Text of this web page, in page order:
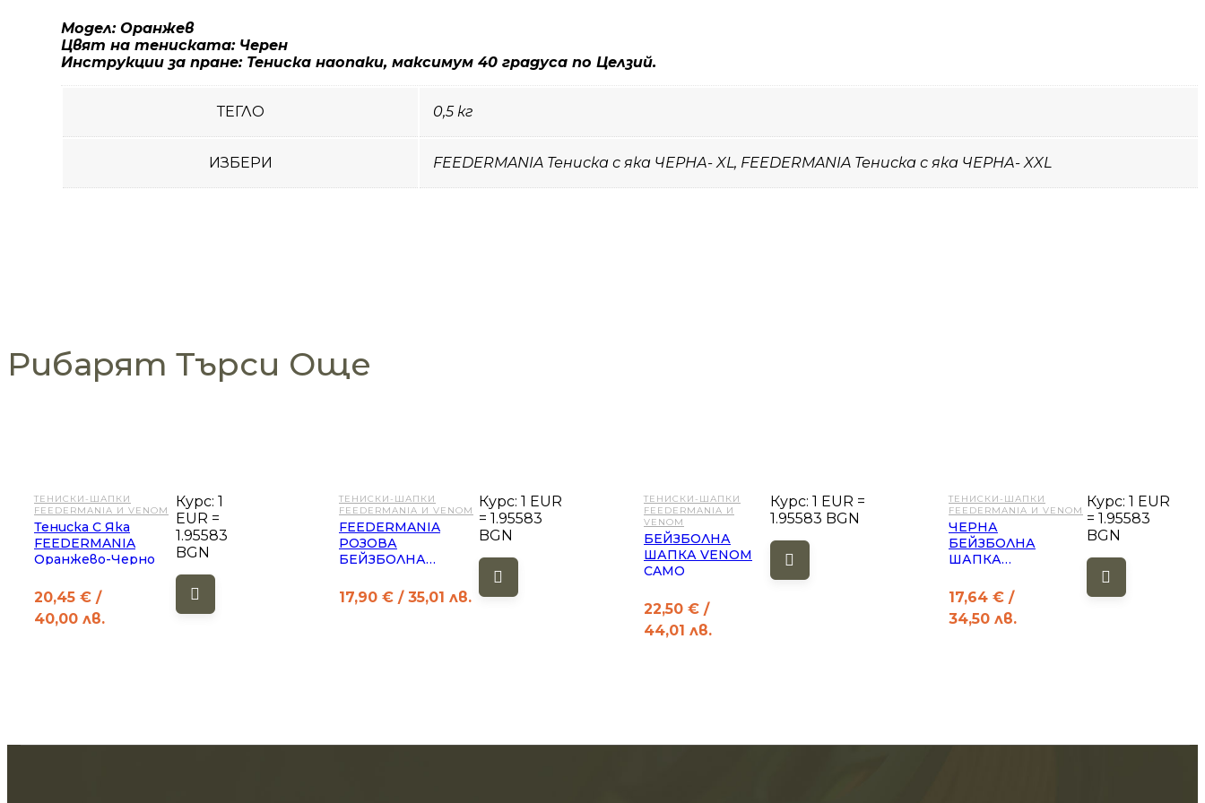
Модел: Оранжев
Цвят на тениската: Черен
Инструкции за пране: Тениска наопаки, максимум 40 градуса по Целзий.
ТЕГЛО 0,5 кг
ИЗБЕРИ FEEDERMANIA Тениска с яка ЧЕРНА- XL, FEEDERMANIA Тениска с яка ЧЕРНА- XXL
Рибарят Търси Още
ТЕНИСКИ-ШАПКИ
FEEDERMANIA И VENOM
Тениска С Яка
FEEDERMANIA
Оранжево-Черно
20,45 € /
40,00 лв.
Курс: 1
EUR =
1.95583
BGN
ТЕНИСКИ-ШАПКИ
FEEDERMANIA И VENOM
FEEDERMANIA
РОЗОВА
БЕЙЗБОЛНА
17,90 € / 35,01 лв.
Курс: 1 EUR
= 1.95583
BGN
ТЕНИСКИ-ШАПКИ
FEEDERMANIA И
VENOM
БЕЙЗБОЛНА
ШАПКА VENOM
CAMO
22,50 € /
44,01 лв.
Курс: 1 EUR =
1.95583 BGN
ТЕНИСКИ-ШАПКИ
FEEDERMANIA И VENOM
ЧЕРНА
БЕЙЗБОЛНА
ШАПКА
17,64 € /
34,50 лв.
Курс: 1 EUR
= 1.95583
BGN